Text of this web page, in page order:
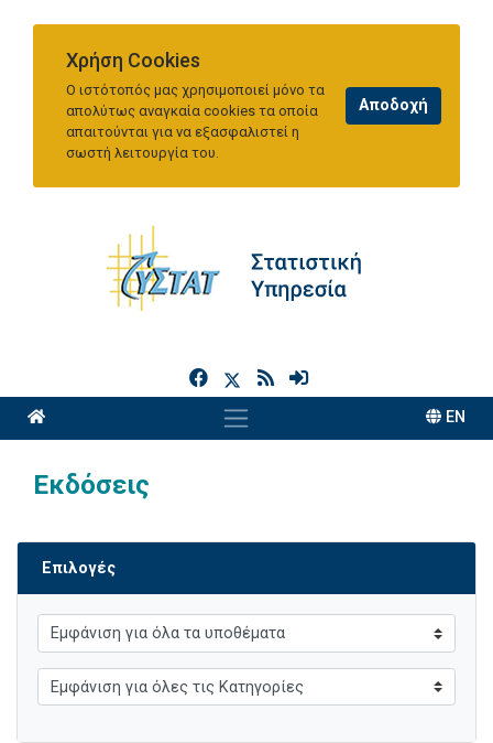
Χρήση Cookies
Ο ιστότοπός μας χρησιμοποιεί μόνο τα
απολύτως αναγκαία cookies τα οποία
απαιτούνται για να εξασφαλιστεί η
σωστή λειτουργία του.
h
EN
Εκδόσεις
Επιλογές